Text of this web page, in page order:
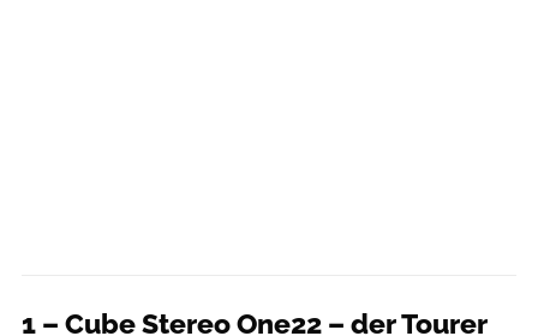
1 – Cube Stereo One22 – der Tourer